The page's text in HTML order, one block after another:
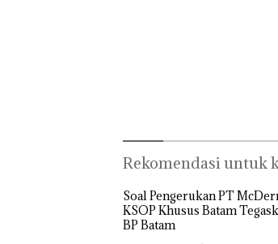
Rekomendasi untuk
‎Soal Pengerukan PT
KSOP Khusus Batam
BP Batam